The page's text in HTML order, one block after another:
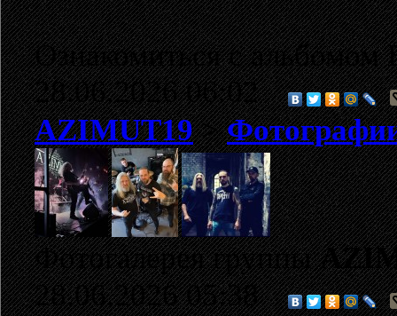
Ознакомиться с
28.06.2026 06:02
AZIMUT19>
Фотогалерея группы
28.06.2026 05:38